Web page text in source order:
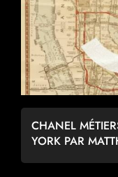
CHANEL
YORK PAR